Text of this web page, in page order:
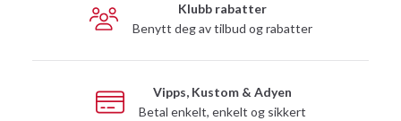
Klubb rabatter
Benytt deg av tilbud og rabatter
Vipps, Kustom & Adyen
Betal enkelt, enkelt og sikkert